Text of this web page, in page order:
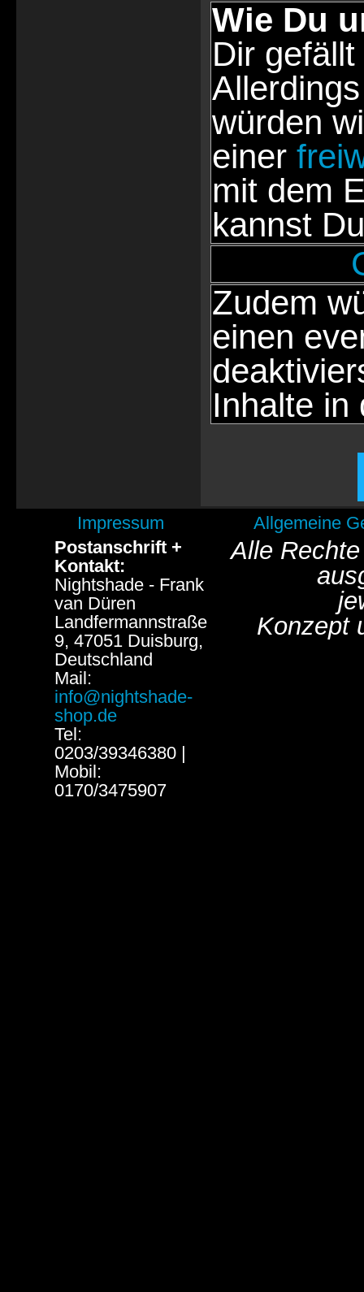
Wie Du
Dir
würden
einer
mit dem
kannst
Zudem
einen
Inhalte in
Impressum
Allgemeine
Postanschrift +
Kontakt:
Nightshade - Frank
van Düren
Landfermannstraße
9, 47051 Duisburg,
Deutschland
Mail:
info@nightshade-
shop.de
Tel:
0203/39346380 |
Mobil:
0170/3475907
Alle
Konzept